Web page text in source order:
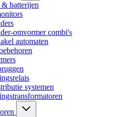
batterijen
omvormer combi's
automaten
systemen